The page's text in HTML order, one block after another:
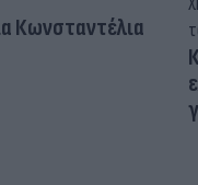
Κωνσταντέλια